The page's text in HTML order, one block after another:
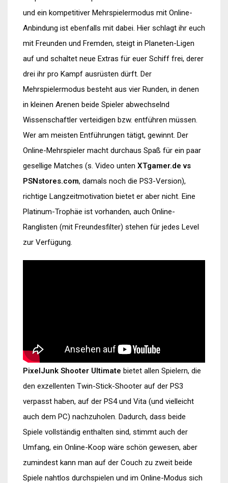
und ein kompetitiver Mehrspielermodus mit Online-
Anbindung ist ebenfalls mit dabei. Hier schlagt ihr euch
mit Freunden und Fremden, steigt in Planeten-Ligen
auf und schaltet neue Extras für euer Schiff frei, derer
drei ihr pro Kampf ausrüsten dürft. Der
Mehrspielermodus besteht aus vier Runden, in denen
in kleinen Arenen beide Spieler abwechselnd
Wissenschaftler verteidigen bzw. entführen müssen.
Wer am meisten Entführungen tätigt, gewinnt. Der
Online-Mehrspieler macht durchaus Spaß für ein paar
gesellige Matches (s. Video unten XTgamer.de vs
PSNstores.com, damals noch die PS3-Version),
richtige Langzeitmotivation bietet er aber nicht. Eine
Platinum-Trophäe ist vorhanden, auch Online-
Ranglisten (mit Freundesfilter) stehen für jedes Level
zur Verfügung.
PixelJunk Shooter Ultimate bietet allen Spielern, die
den exzellenten Twin-Stick-Shooter auf der PS3
verpasst haben, auf der PS4 und Vita (und vielleicht
auch dem PC) nachzuholen. Dadurch, dass beide
Spiele vollständig enthalten sind, stimmt auch der
Umfang, ein Online-Koop wäre schön gewesen, aber
zumindest kann man auf der Couch zu zweit beide
Spiele nahtlos durchspielen und im Online-Modus sich